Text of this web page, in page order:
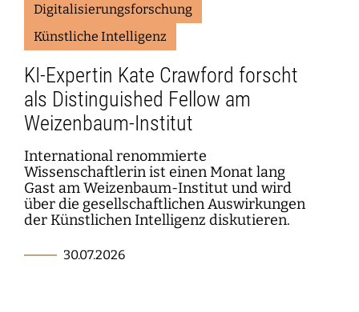
Digitalisierungsforschung
Künstliche Intelligenz
KI-Expertin Kate Crawford forscht
als Distinguished Fellow am
Weizenbaum-Institut
International renommierte
Wissenschaftlerin ist einen Monat lang
Gast am Weizenbaum-Institut und wird
über die gesellschaftlichen Auswirkungen
der Künstlichen Intelligenz diskutieren.
30.07.2026